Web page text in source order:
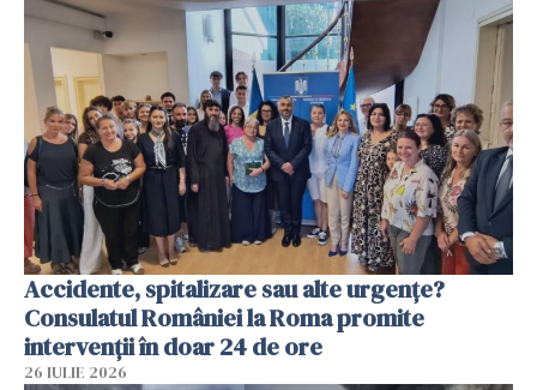
Accidente, spitalizare sau alte urgențe?
Consulatul României la Roma promite
intervenții în doar 24 de ore
26 IULIE 2026